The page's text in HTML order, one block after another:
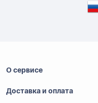
О сервисе
Доставка и оплата